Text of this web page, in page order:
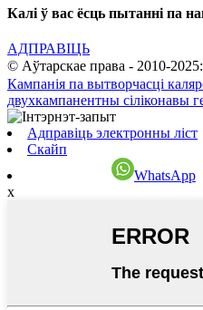
Калі ў вас ёсць пытанні па
АДПРАВІЦЬ
© Аўтарскае права - 2010-
Кампанія па вытворчасці
двухкампанентны сіліконавы
Адправіць электронны ліст
Скайп
WhatsApp
x